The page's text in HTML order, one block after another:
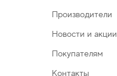
Производители
Новости и акции
Покупателям
Контакты